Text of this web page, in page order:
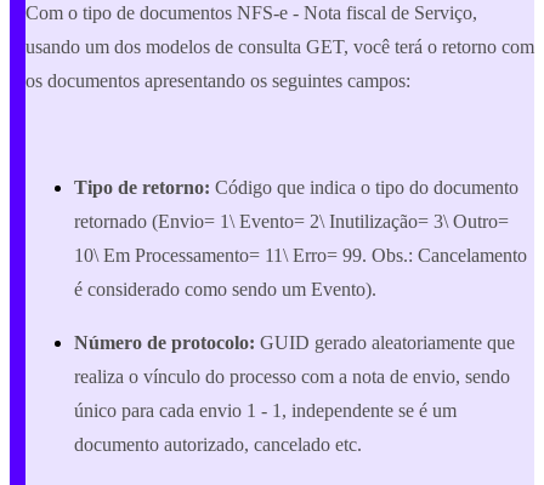
Com o tipo de documentos NFS-e - Nota fiscal de Serviço,
usando um dos modelos de consulta GET, você terá o retorno com
os documentos apresentando os seguintes campos:
Tipo de retorno: Código que indica o tipo do documento
retornado (Envio= 1\ Evento= 2\ Inutilização= 3\ Outro=
10\ Em Processamento= 11\ Erro= 99. Obs.: Cancelamento
é considerado como sendo um Evento).
Número de protocolo: GUID gerado aleatoriamente que
realiza o vínculo do processo com a nota de envio, sendo
único para cada envio 1 - 1, independente se é um
documento autorizado, cancelado etc.